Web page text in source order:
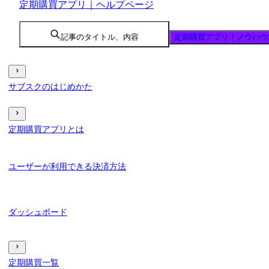
定期購買アプリ｜ヘルプページ
記事のタイトル、内容 定期購買アプリ｜ノウハ
サブスクのはじめかた
定期購買アプリとは
ユーザーが利用できる決済方法
ダッシュボード
定期購買一覧